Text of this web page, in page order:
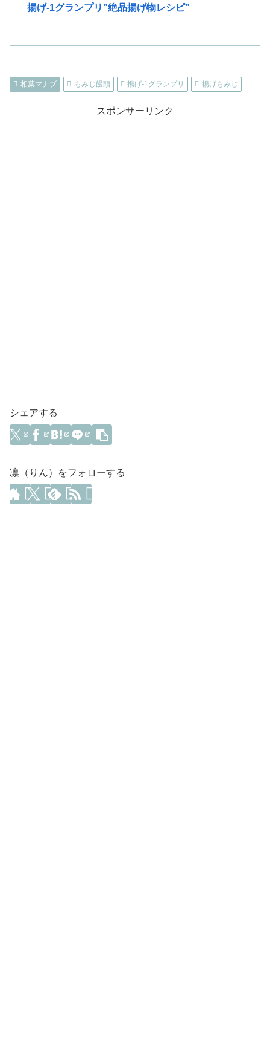
揚げ-1グランプリ”絶品揚げ物レシピ”
相葉マナブ もみじ饅頭 揚げ-1グランプリ 揚げもみじ
スポンサーリンク
シェアする
凛（りん）をフォローする